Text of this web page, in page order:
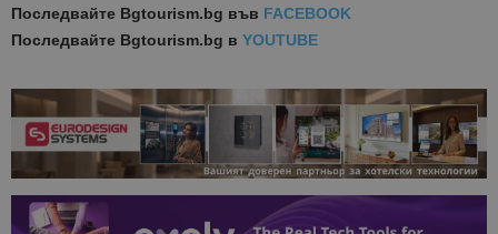
Последвайте Bgtourism.bg във FACEBOOK
Последвайте Bgtourism.bg в YOUTUBE